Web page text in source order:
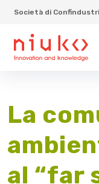
Società di
La
al “far